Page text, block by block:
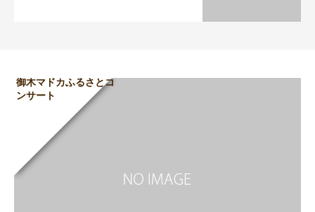
御木マドカふるさとコ
ンサート